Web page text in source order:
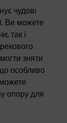
чудові
Ви можете
так і
зняти
особливо
опору для